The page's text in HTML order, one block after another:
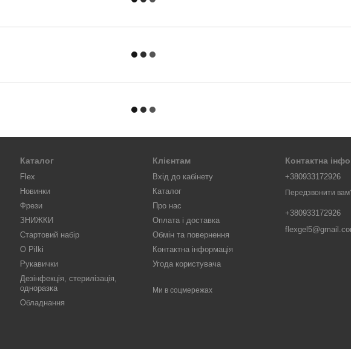
Каталог
Flex
Новинки
Фрези
ЗНИЖКИ
Стартовий набір
O Pilki
Рукавички
Дезінфекція, стерилізація,
одноразка
Обладнання
Клієнтам
Вхід до кабінету
Каталог
Про нас
Оплата і доставка
Обмін та повернення
Контактна інформація
Угода користувача
Ми в соцмережах
Контактна
+380933172926
Передзвонити
+380933172926